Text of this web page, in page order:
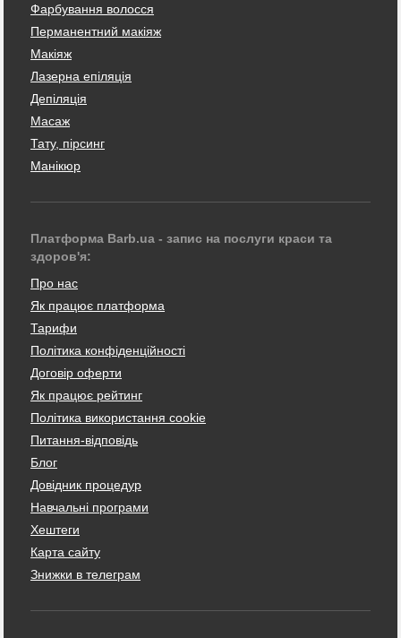
Фарбування волосся
Перманентний макіяж
Макіяж
Лазерна епіляція
Депіляція
Масаж
Тату, пірсинг
Манікюр
Платформа Barb.ua - запис на послуги краси та
здоров'я:
Про нас
Як працює платформа
Тарифи
Політика конфіденційності
Договір оферти
Як працює рейтинг
Політика використання cookie
Питання-відповідь
Блог
Довідник процедур
Навчальні програми
Хештеги
Карта сайту
Знижки в телеграм